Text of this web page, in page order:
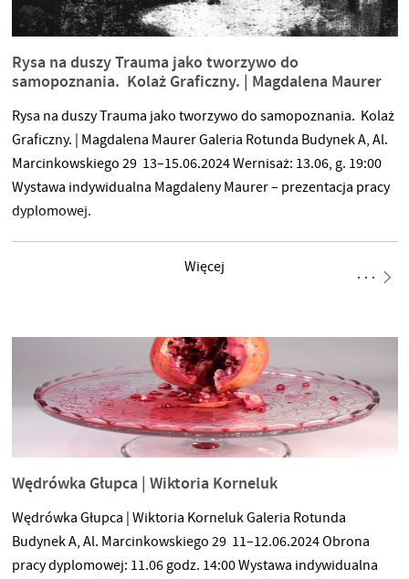
Rysa na duszy Trauma jako tworzywo do
samopoznania. Kolaż Graficzny. | Magdalena Maurer
Rysa na duszy Trauma jako tworzywo do samopoznania. Kolaż
Graficzny. | Magdalena Maurer Galeria Rotunda Budynek A, Al.
Marcinkowskiego 29 13–15.06.2024 Wernisaż: 13.06, g. 19:00
Wystawa indywidualna Magdaleny Maurer – prezentacja pracy
dyplomowej.
Więcej
Wędrówka Głupca | Wiktoria Korneluk
Wędrówka Głupca | Wiktoria Korneluk Galeria Rotunda
Budynek A, Al. Marcinkowskiego 29 11–12.06.2024 Obrona
pracy dyplomowej: 11.06 godz. 14:00 Wystawa indywidualna